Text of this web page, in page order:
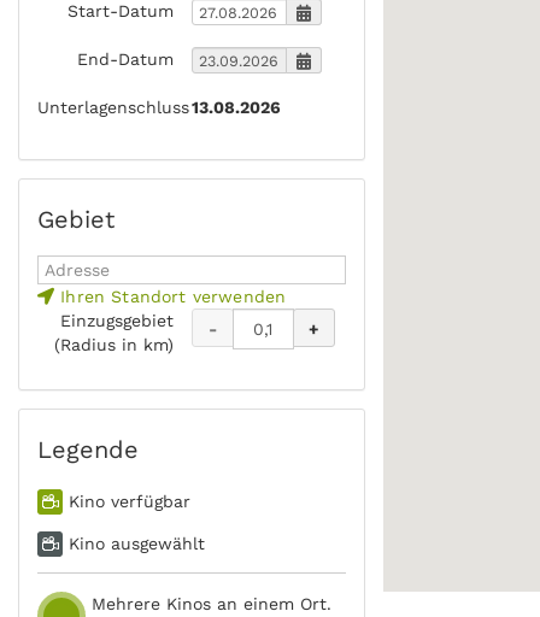
Start-Datum
End-Datum
Unterlagenschluss13.08.2026
Gebiet
Ihren Standort verwenden
Einzugsgebiet
(Radius in km)
- +
Legende
Kino verfügbar
Kino ausgewählt
Mehrere Kinos an einem Ort.